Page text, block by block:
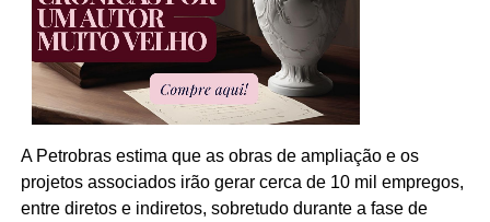
A Petrobras estima que as obras de ampliação e os
projetos associados irão gerar cerca de 10 mil empregos,
entre diretos e indiretos, sobretudo durante a fase de